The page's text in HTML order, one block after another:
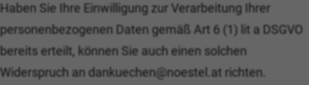
Haben Sie Ihre Einwilligung zur Verarbeitung Ihrer
personenbezogenen Daten gemäß Art 6 (1) lit a DSGVO
bereits erteilt, können Sie auch einen solchen
Widerspruch an dankuechen@noestel.at richten.